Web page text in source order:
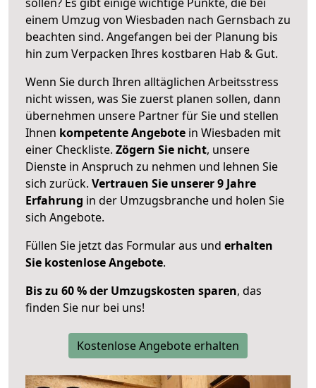
einem Umzug von Wiesbaden nach Gernsbach zu
beachten sind. Angefangen bei der Planung bis
hin zum Verpacken Ihres kostbaren Hab & Gut.
Wenn Sie durch Ihren alltäglichen Arbeitsstress
nicht wissen, was Sie zuerst planen sollen, dann
übernehmen unsere Partner für Sie und stellen
Ihnen kompetente Angebote in Wiesbaden mit
einer Checkliste. Zögern Sie nicht, unsere
Dienste in Anspruch zu nehmen und lehnen Sie
sich zurück. Vertrauen Sie unserer 9 Jahre
Erfahrung in der Umzugsbranche und holen Sie
sich Angebote.
Füllen Sie jetzt das Formular aus und erhalten
Sie kostenlose Angebote.
Bis zu 60 % der Umzugskosten sparen, das
finden Sie nur bei uns!
Kostenlose Angebote erhalten